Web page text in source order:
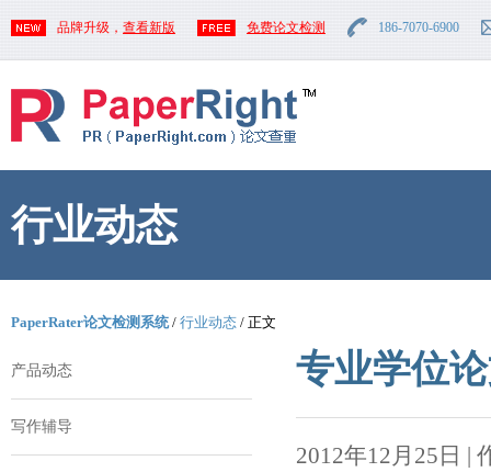
品牌升级， 查看新版 免费论文检测 186-7070-6900
行业动态
PaperRater论文检测系统/ 行业动态 / 正文
产品动态
写作辅导
专业学位
2012年12月25日 |